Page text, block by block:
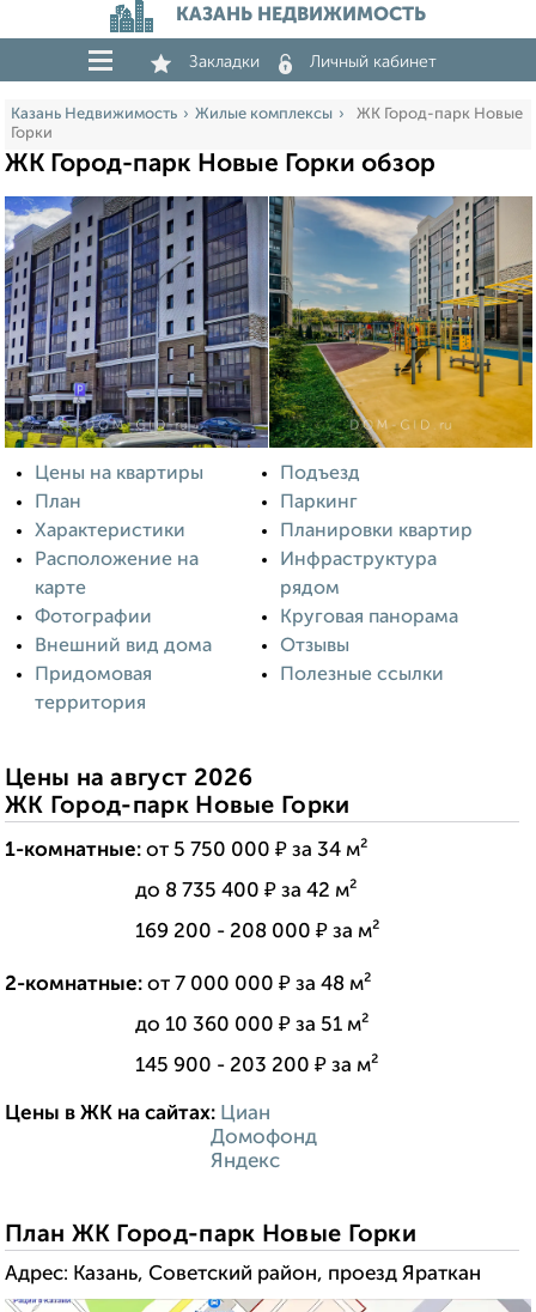
КАЗАНЬ НЕДВИЖИМОСТЬ
Закладки Личный кабинет
Казань Недвижимость Жилые комплексы
ЖК Город-парк Новые
Горки
ЖК Город-парк Новые Горки обзор
Цены на квартиры
План
Характеристики
Расположение на
карте
Фотографии
Внешний вид дома
Придомовая
территория
Подъезд
Паркинг
Планировки квартир
Инфраструктура
рядом
Круговая панорама
Отзывы
Полезные ссылки
Цены на август 2026
ЖК Город-парк Новые Горки
1-комнатные: от 5 750 000 ₽ за 34 м²
до 8 735 400 ₽ за 42 м²
169 200 - 208 000 ₽ за м²
2-комнатные: от 7 000 000 ₽ за 48 м²
до 10 360 000 ₽ за 51 м²
145 900 - 203 200 ₽ за м²
Цены в ЖК на сайтах: Циан
Домофонд
Яндекс
План ЖК Город-парк Новые Горки
Адрес: Казань, Советский район, проезд Яраткан